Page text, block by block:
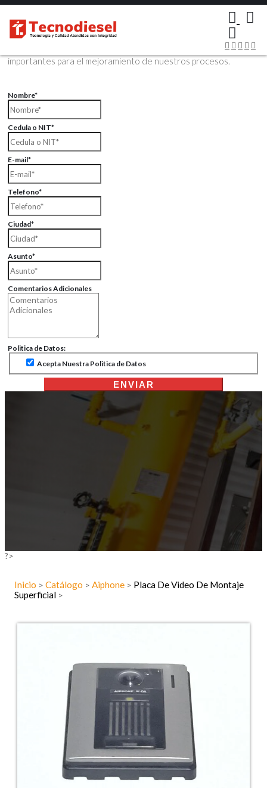
Contáctenos Vía Email
Envíenos sus datos con sus comentarios, sus opiniones son muy
importantes para el mejoramiento de nuestros procesos.
Nombre*
Cedula o NIT*
E-mail*
Telefono*
Ciudad*
Asunto*
Comentarios Adicionales
Politica de Datos:
Acepta Nuestra Politica de Datos
ENVIAR
?>
Inicio > Catálogo > Aiphone > Placa De Video De Montaje
Superficial >